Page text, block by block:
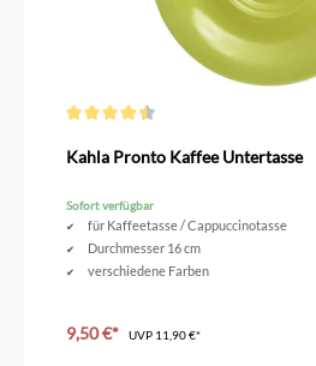
Kahla Pronto Kaffee Untertasse
Sofort verfügbar
für Kaffeetasse / Cappuccinotasse
Durchmesser 16 cm
verschiedene Farben
9,50 €* UVP 11,90 €*